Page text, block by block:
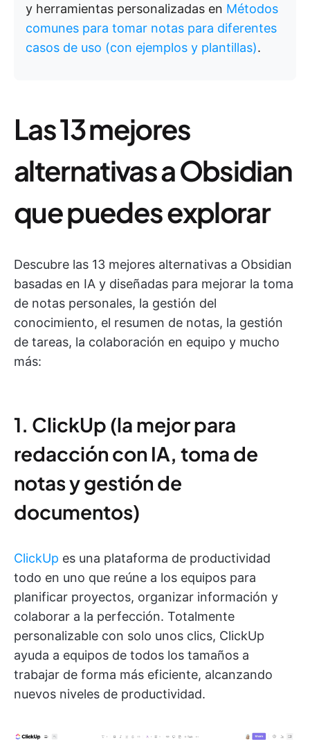
y herramientas personalizadas en Métodos
comunes para tomar notas para diferentes
casos de uso (con ejemplos y plantillas).
Las 13 mejores
alternativas a Obsidian
que puedes explorar
Descubre las 13 mejores alternativas a Obsidian
basadas en IA y diseñadas para mejorar la toma
de notas personales, la gestión del
conocimiento, el resumen de notas, la gestión
de tareas, la colaboración en equipo y mucho
más:
1. ClickUp (la mejor para
redacción con IA, toma de
notas y gestión de
documentos)
ClickUp es una plataforma de productividad
todo en uno que reúne a los equipos para
planificar proyectos, organizar información y
colaborar a la perfección. Totalmente
personalizable con solo unos clics, ClickUp
ayuda a equipos de todos los tamaños a
trabajar de forma más eficiente, alcanzando
nuevos niveles de productividad.